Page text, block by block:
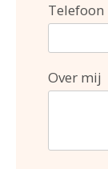
Telefoon
Over mij